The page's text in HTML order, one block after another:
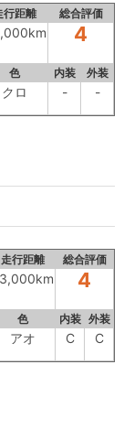
行距離 総合評価
4
色 内装 外装
クロ - -
走行距離 総合評価
4
色 内装 外装
アオ C C